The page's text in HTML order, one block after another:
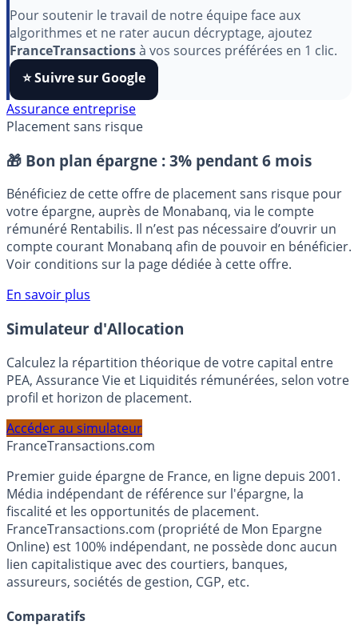
Pour soutenir le travail de notre équipe face aux
algorithmes et ne rater aucun décryptage, ajoutez
FranceTransactionsà vos sources préférées en 1 clic.
⭐️ Suivre sur Google
Assurance entreprise
Placement sans risque
🎁 Bon plan épargne : 3% pendant 6 mois
Bénéficiez de cette offre de placement sans risque pour
votre épargne, auprès de Monabanq, via le compte
rémunéré Rentabilis. Il n’est pas nécessaire d’ouvrir un
compte courant Monabanq afin de pouvoir en bénéficier.
Voir conditions sur la page dédiée à cette offre.
En savoir plus
Simulateur d'Allocation
Calculez la répartition théorique de votre capital entre
PEA, Assurance Vie et Liquidités rémunérées, selon votre
profil et horizon de placement.
Accéder au simulateur
FranceTransactions.com
Premier guide épargne de France, en ligne depuis 2001.
Média indépendant de référence sur l'épargne, la
fiscalité et les opportunités de placement.
FranceTransactions.com (propriété de Mon Epargne
Online) est 100% indépendant, ne possède donc aucun
lien capitalistique avec des courtiers, banques,